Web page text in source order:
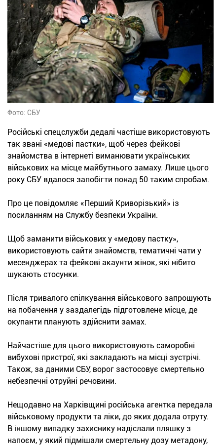
Фото: СБУ
Російські спецслужби дедалі частіше використовують
так звані «медові пастки», щоб через фейкові
знайомства в інтернеті виманювати українських
військових на місце майбутнього замаху. Лише цього
року СБУ вдалося запобігти понад 50 таким спробам.
Про це повідомляє «Перший Криворізький» із
посиланням на Службу безпеки України.
Щоб заманити військових у «медову пастку»,
використовують сайти знайомств, тематичні чати у
месенджерах та фейкові акаунти жінок, які нібито
шукають стосунки.
Після тривалого спілкування військового запрошують
на побачення у заздалегідь підготовлене місце, де
окупанти планують здійснити замах.
Найчастіше для цього використовують саморобні
вибухові пристрої, які закладають на місці зустрічі.
Також, за даними СБУ, ворог застосовує смертельно
небезпечні отруйні речовини.
Нещодавно на Харківщині російська агентка передала
військовому продукти та ліки, до яких додала отруту.
В іншому випадку захиснику надіслали пляшку з
напоєм, у який підмішали смертельну дозу метадону,